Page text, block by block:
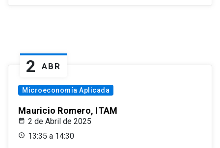
2 ABR
Microeconomía Aplicada
Mauricio Romero, ITAM
2 de Abril de 2025
13:35 a 14:30